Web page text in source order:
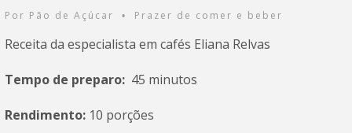
Por Pão de Açúcar • Prazer de comer e beber
Receita da especialista em cafés Eliana Relvas
Tempo de preparo: 45 minutos
Rendimento: 10 porções